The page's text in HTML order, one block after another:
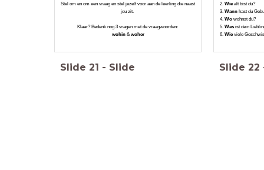
Stel om en om een vraag en stel jezelf voor aan de leerling die naast
jou zit.
Klaar? Bedenk nog 3 vragen met de vraagwoorden:
wohin &woher
Slide 21 - Slide
2. Wiealt bist du?
3. Wann hast du
4. Wo wohnst du?
5. Was ist dein
6. Wieviele
Slide 22